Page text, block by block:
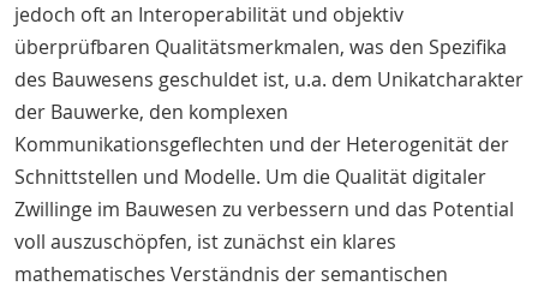
jedoch oft an Interoperabilität und objektiv
überprüfbaren Qualitätsmerkmalen, was den Spezifika
des Bauwesens geschuldet ist, u.a. dem Unikatcharakter
der Bauwerke, den komplexen
Kommunikationsgeflechten und der Heterogenität der
Schnittstellen und Modelle. Um die Qualität digitaler
Zwillinge im Bauwesen zu verbessern und das Potential
voll auszuschöpfen, ist zunächst ein klares
mathematisches Verständnis der semantischen